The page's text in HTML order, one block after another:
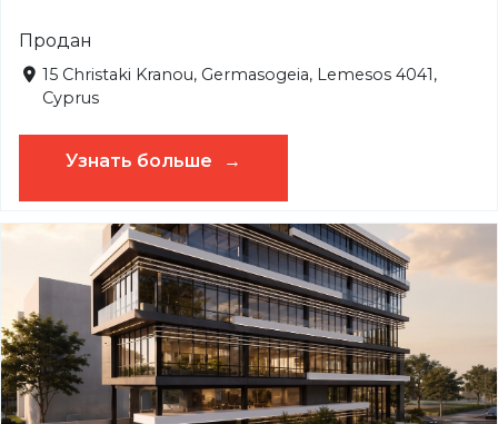
Продан
15 Christaki Kranou, Germasogeia, Lemesos 4041,
Cyprus
Узнать больше